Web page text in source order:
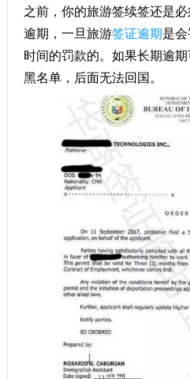
之前，你的旅游签续签还是
逾期，一旦旅游签证逾期是
时间的罚款的。如果长期逾
黑名单，后面无法回国。